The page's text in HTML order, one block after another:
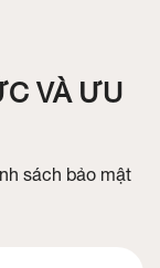
VÀ ƯU
sách bảo mật